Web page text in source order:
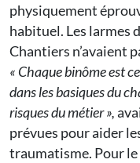
physiquement
habituel. Les larmes
Chantiers n’avaient
« Chaque binôme est
dans les basiques du
risques du métier »,
prévues pour aider
traumatisme. Pour le